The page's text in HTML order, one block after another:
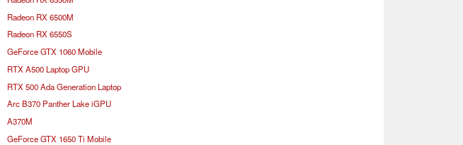
Radeon RX 6500M
Radeon RX 6550S
GeForce GTX 1060 Mobile
RTX A500 Laptop GPU
RTX 500 Ada Generation Laptop
Arc B370 Panther Lake iGPU
A370M
GeForce GTX 1650 Ti Mobile